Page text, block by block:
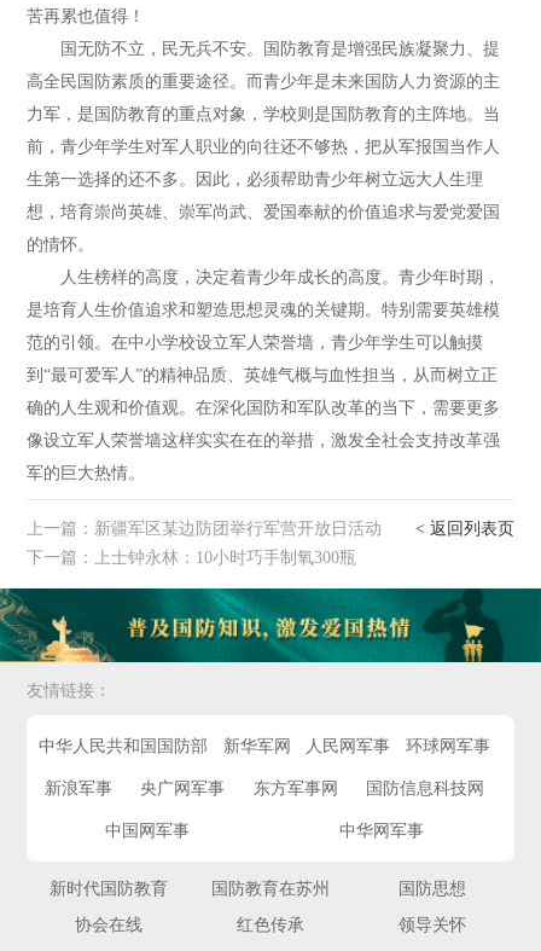
苦再累也值得！
国无防不立，民无兵不安。国防教育是增强民族凝聚力、提
高全民国防素质的重要途径。而青少年是未来国防人力资源的主
力军，是国防教育的重点对象，学校则是国防教育的主阵地。当
前，青少年学生对军人职业的向往还不够热，把从军报国当作人
生第一选择的还不多。因此，必须帮助青少年树立远大人生理
想，培育崇尚英雄、崇军尚武、爱国奉献的价值追求与爱党爱国
的情怀。
人生榜样的高度，决定着青少年成长的高度。青少年时期，
是培育人生价值追求和塑造思想灵魂的关键期。特别需要英雄模
范的引领。在中小学校设立军人荣誉墙，青少年学生可以触摸
到“最可爱军人”的精神品质、英雄气概与血性担当，从而树立正
确的人生观和价值观。在深化国防和军队改革的当下，需要更多
像设立军人荣誉墙这样实实在在的举措，激发全社会支持改革强
军的巨大热情。
上一篇： 新疆军区某边防团举行军营开放日活动
下一篇：
上士钟永林：10小时巧手制氧300瓶
< 返回列表页
友情链接：
中华人民共和国国防部 新华军网 人民网军事 环球网军事
新浪军事 央广网军事 东方军事网 国防信息科技网
中国网军事 中华网军事
新时代国防教育 国防教育在苏州
国防思想
协会在线
红色传承 领导关怀